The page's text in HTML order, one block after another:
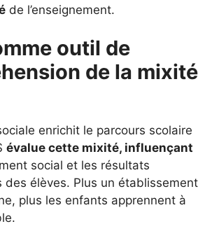
de l’enseignement.
outil de
de la mixité
enrichit le parcours scolaire
évalue cette mixité, influençant
social et les résultats
des élèves. Plus un établissement
plus les enfants apprennent à